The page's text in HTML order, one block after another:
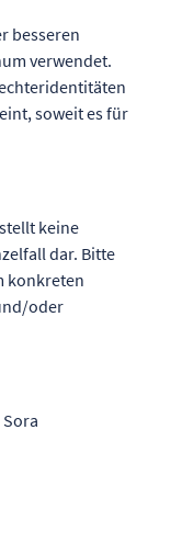
besseren
verwendet.
soweit es für
keine
dar. Bitte
konkreten
oder